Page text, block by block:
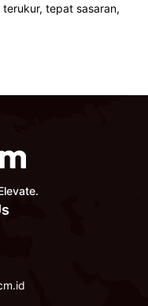
tepat sasaran,